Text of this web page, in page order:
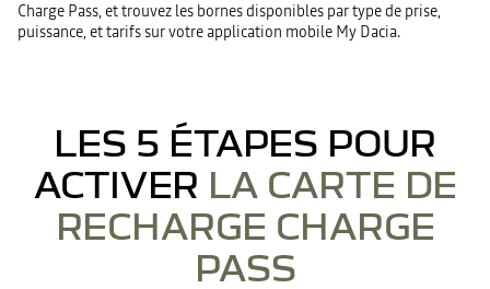
Charge Pass, et trouvez les bornes disponibles par type de prise,
puissance, et tarifs sur votre application mobile My Dacia.
LES 5 ÉTAPES POUR
ACTIVER LA CARTE DE
RECHARGE CHARGE
PASS